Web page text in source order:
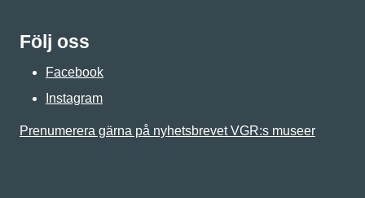
Följ oss
Facebook
Instagram
Prenumerera gärna på nyhetsbrevet VGR:s museer